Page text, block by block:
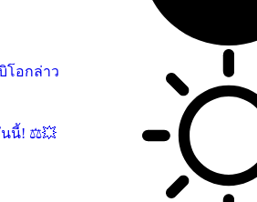
อกล่าว
นนี้! ⚖️💥